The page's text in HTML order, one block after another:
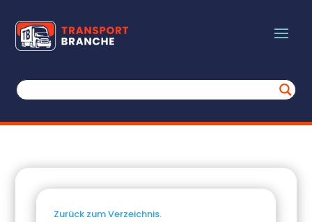
Zurück zum Verzeichnis.